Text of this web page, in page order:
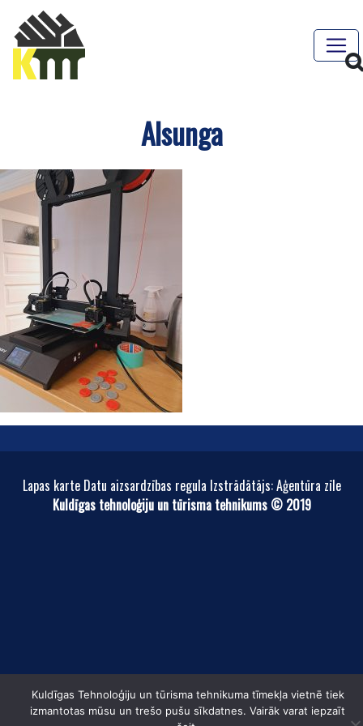
Alsunga
Lapas karte Datu aizsardzības regula Izstrādātājs: Aģentūra zīle
Kuldīgas tehnoloģiju un tūrisma tehnikums © 2019
Kuldīgas Tehnoloģiju un tūrisma tehnikuma tīmekļa vietnē tiek
izmantotas mūsu un trešo pušu sīkdatnes. Vairāk varat iepzaīt